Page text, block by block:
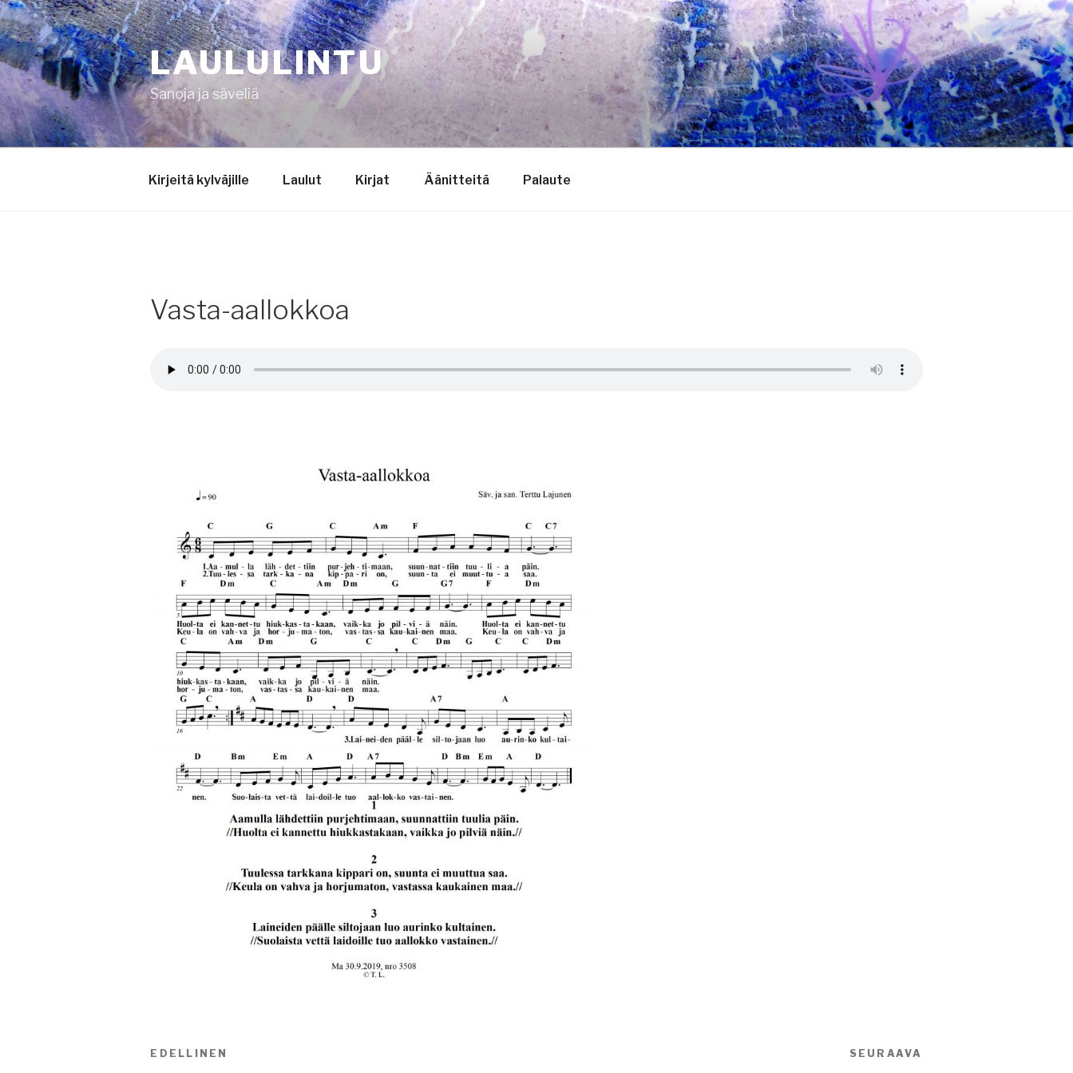
Siirry
sisältöön
LAULULINTU
Sanoja ja säveliä
Kirjeitä kylväjille Laulut Kirjat Äänitteitä Palaute
Vasta-aallokkoa
Artikkelien
Edellinen
EDELLINEN SEURAAVA